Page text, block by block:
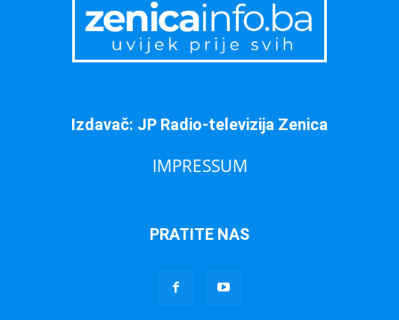
Izdavač: JP Radio-televizija Zenica
IMPRESSUM
PRATITE NAS